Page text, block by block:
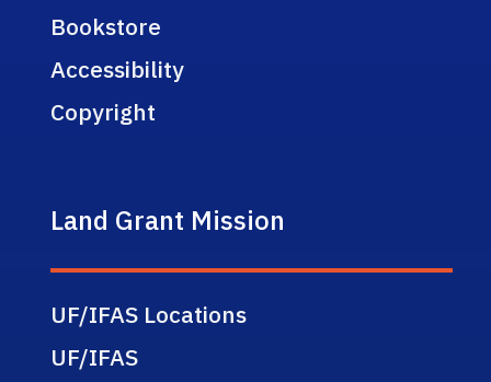
Bookstore
Accessibility
Copyright
Land Grant Mission
UF/IFAS Locations
UF/IFAS